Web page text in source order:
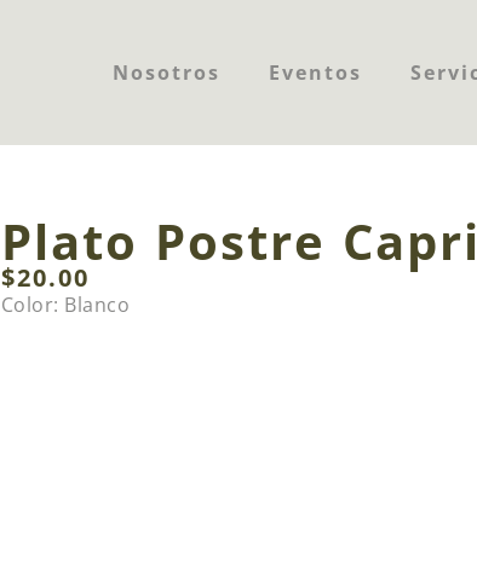
Nosotros Eventos
Plato Postre Capri
$20.00
Color: Blanco